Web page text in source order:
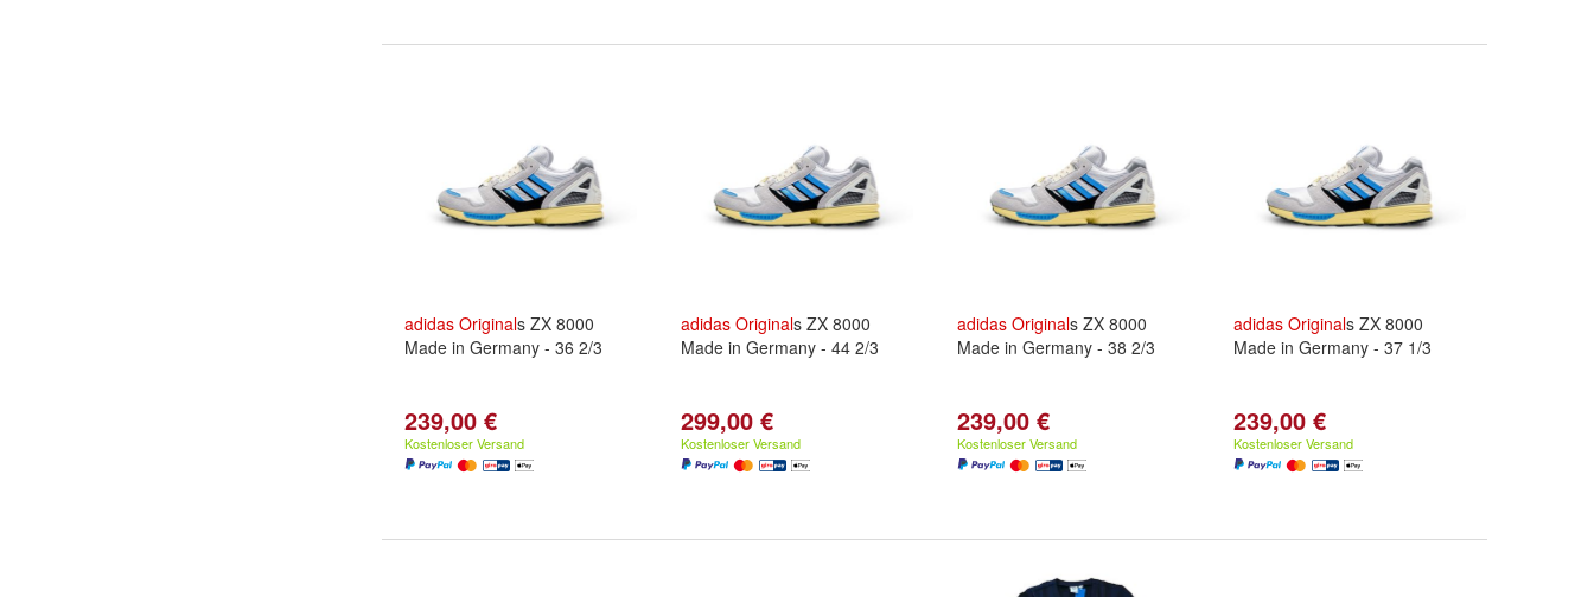
adidas Originals ZX 8000
Made in Germany - 36 2/3
239,00 €
Kostenloser Versand
adidas Originals ZX 8000
Made in Germany - 44 2/3
299,00 €
Kostenloser Versand
adidas Originals ZX 8000
Made in Germany - 38 2/3
239,00 €
Kostenloser Versand
adidas Originals ZX 8000
Made in Germany - 37 1/3
239,00 €
Kostenloser Versand